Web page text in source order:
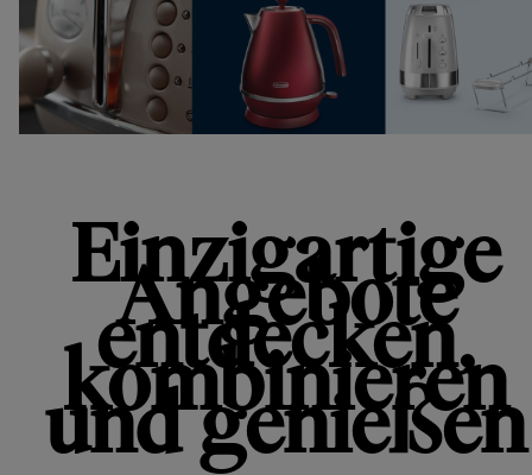
Einzigartige
Angebote
entdecken,
kombinieren
und genießen